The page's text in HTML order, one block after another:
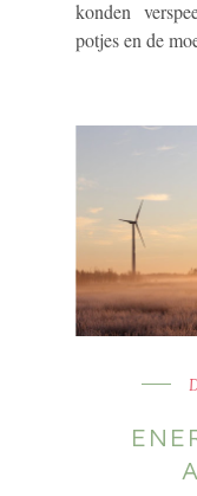
konden
potjes en de